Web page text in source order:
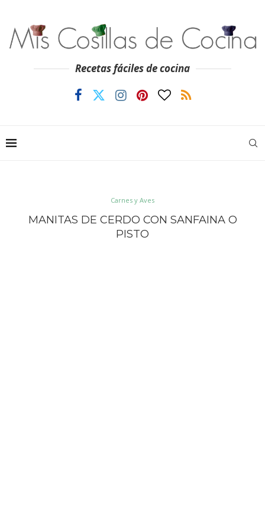
Recetas fáciles de cocina
Carnes y Aves
MANITAS DE CERDO CON SANFAINA O
PISTO